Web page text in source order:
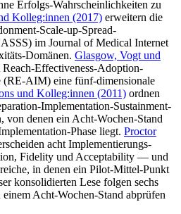
Erfolgs-Wahrscheinlichkeiten zu
Kolleg:innen (2017) erweitern die
Scale-up-Spread-
im Journal of Medical Internet
Domänen. Glasgow, Vogt und
Effectiveness-Adoption-
(RE-AIM) eine fünf-dimensionale
und Kolleg:innen (2011) ordnen
Implementation-Sustainment-
von denen ein Acht-Wochen-Stand
Phase liegt. Proctor
acht Implementierungs-
Fidelity und Acceptability — und
in denen ein Pilot-Mittel-Punkt
konsolidierten Lese folgen sechs
Acht-Wochen-Stand abprüfen